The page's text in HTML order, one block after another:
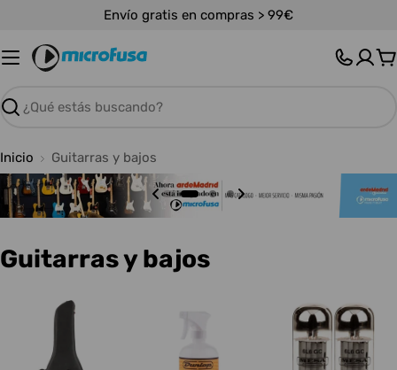
contenido
Envío gratis en compras > 99€
Buscar
Inicio Guitarras y bajos
C
Guitarras y bajos